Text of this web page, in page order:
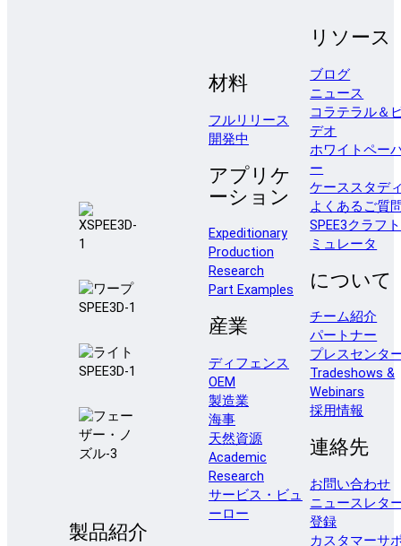
製品紹介
材料
フルリリース
開発中
アプリケ
ーション
Expeditionary
Production
Research
Part Examples
産業
ディフェンス
OEM
製造業
海事
天然資源
Academic
Research
サービス・ビュ
ーロー
リソース
ブログ
ニュース
コラテラル＆
デオ
ホワイトペー
ー
ケーススタデ
よくあるご質
SPEE3クラフ
ミュレータ
について
チーム紹介
パートナー
プレスセンタ
Tradeshows &
Webinars
採用情報
連絡先
お問い合わせ
ニュースレタ
登録
カスタマーサ